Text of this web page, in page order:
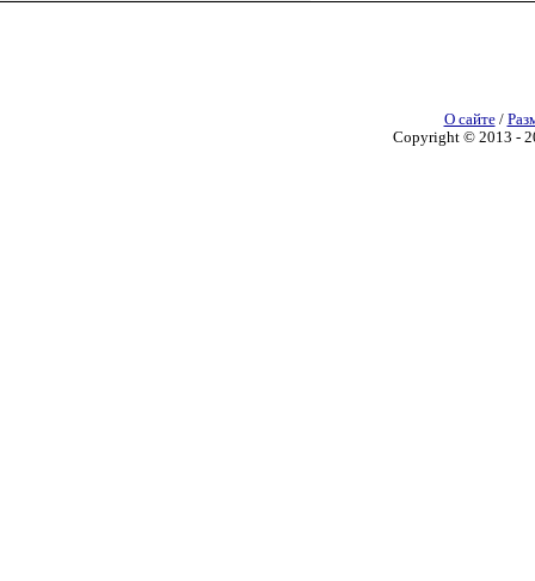
О сайте/
Copyright © 2013 -